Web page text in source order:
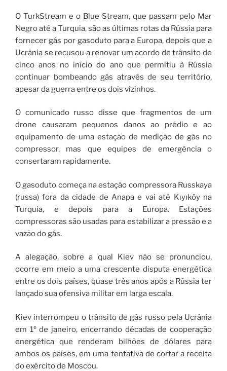
O TurkStream e o Blue Stream, que passam pelo Mar
Negro até a Turquia, são as últimas rotas da Rússia para
fornecer gás por gasoduto para a Europa, depois que a
Ucrânia se recusou a renovar um acordo de trânsito de
cinco anos no início do ano que permitiu à Rússia
continuar bombeando gás através de seu território,
apesar da guerra entre os dois vizinhos.
O comunicado russo disse que fragmentos de um
drone causaram pequenos danos ao prédio e ao
equipamento de uma estação de medição de gás no
compressor, mas que equipes de emergência o
consertaram rapidamente.
O gasoduto começa na estação compressora Russkaya
(russa) fora da cidade de Anapa e vai até Kıyıköy na
Turquia, e depois para a Europa. Estações
compressoras são usadas para estabilizar a pressão e a
vazão do gás.
A alegação, sobre a qual Kiev não se pronunciou,
ocorre em meio a uma crescente disputa energética
entre os dois países, quase três anos após a Rússia ter
lançado sua ofensiva militar em larga escala.
Kiev interrompeu o trânsito de gás russo pela Ucrânia
em 1º de janeiro, encerrando décadas de cooperação
energética que renderam bilhões de dólares para
ambos os países, em uma tentativa de cortar a receita
do exército de Moscou.